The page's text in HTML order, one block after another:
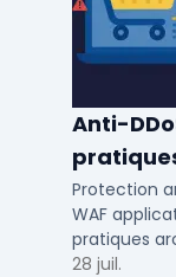
Anti-
e-
Protection
WAF
pratiques
solutions
28 juil.